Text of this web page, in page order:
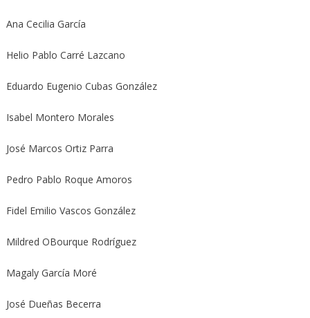
Ana Cecilia García
Helio Pablo Carré Lazcano
Eduardo Eugenio Cubas González
Isabel Montero Morales
José Marcos Ortiz Parra
Pedro Pablo Roque Amoros
Fidel Emilio Vascos González
Mildred OBourque Rodríguez
Magaly García Moré
José Dueñas Becerra